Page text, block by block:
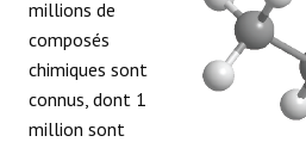
SPECTROSCOPIE
RÉACTIONS
millions de
composés
chimiques sont
connus, dont 1
million sont